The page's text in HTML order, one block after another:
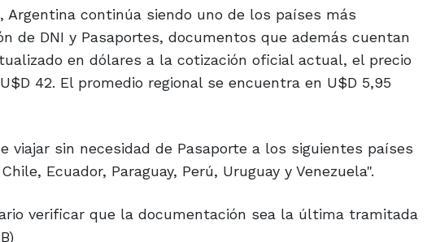
continúa siendo uno de los países más
de DNI y Pasaportes, documentos que además cuentan
en dólares a la cotización oficial actual, el precio
42. El promedio regional se encuentra en U$D 5,95
viajar sin necesidad de Pasaporte a los siguientes países
Ecuador, Paraguay, Perú, Uruguay y Venezuela".
verificar que la documentación sea la última tramitada